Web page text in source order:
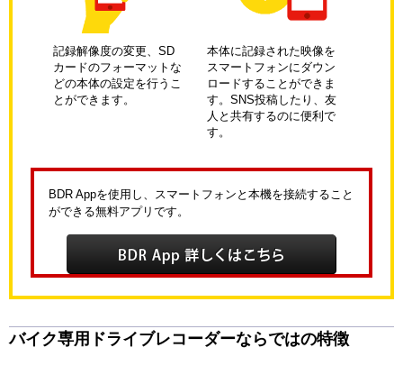
記録解像度の変更、SD
カードのフォーマットな
どの本体の設定を行うこ
とができます。
本体に記録された映像を
スマートフォンにダウン
ロードすることができま
す。SNS投稿したり、友
人と共有するのに便利で
す。
BDR Appを使用し、スマートフォンと本機を接続すること
ができる無料アプリです。
バイク専用ドライブレコーダーならではの特徴